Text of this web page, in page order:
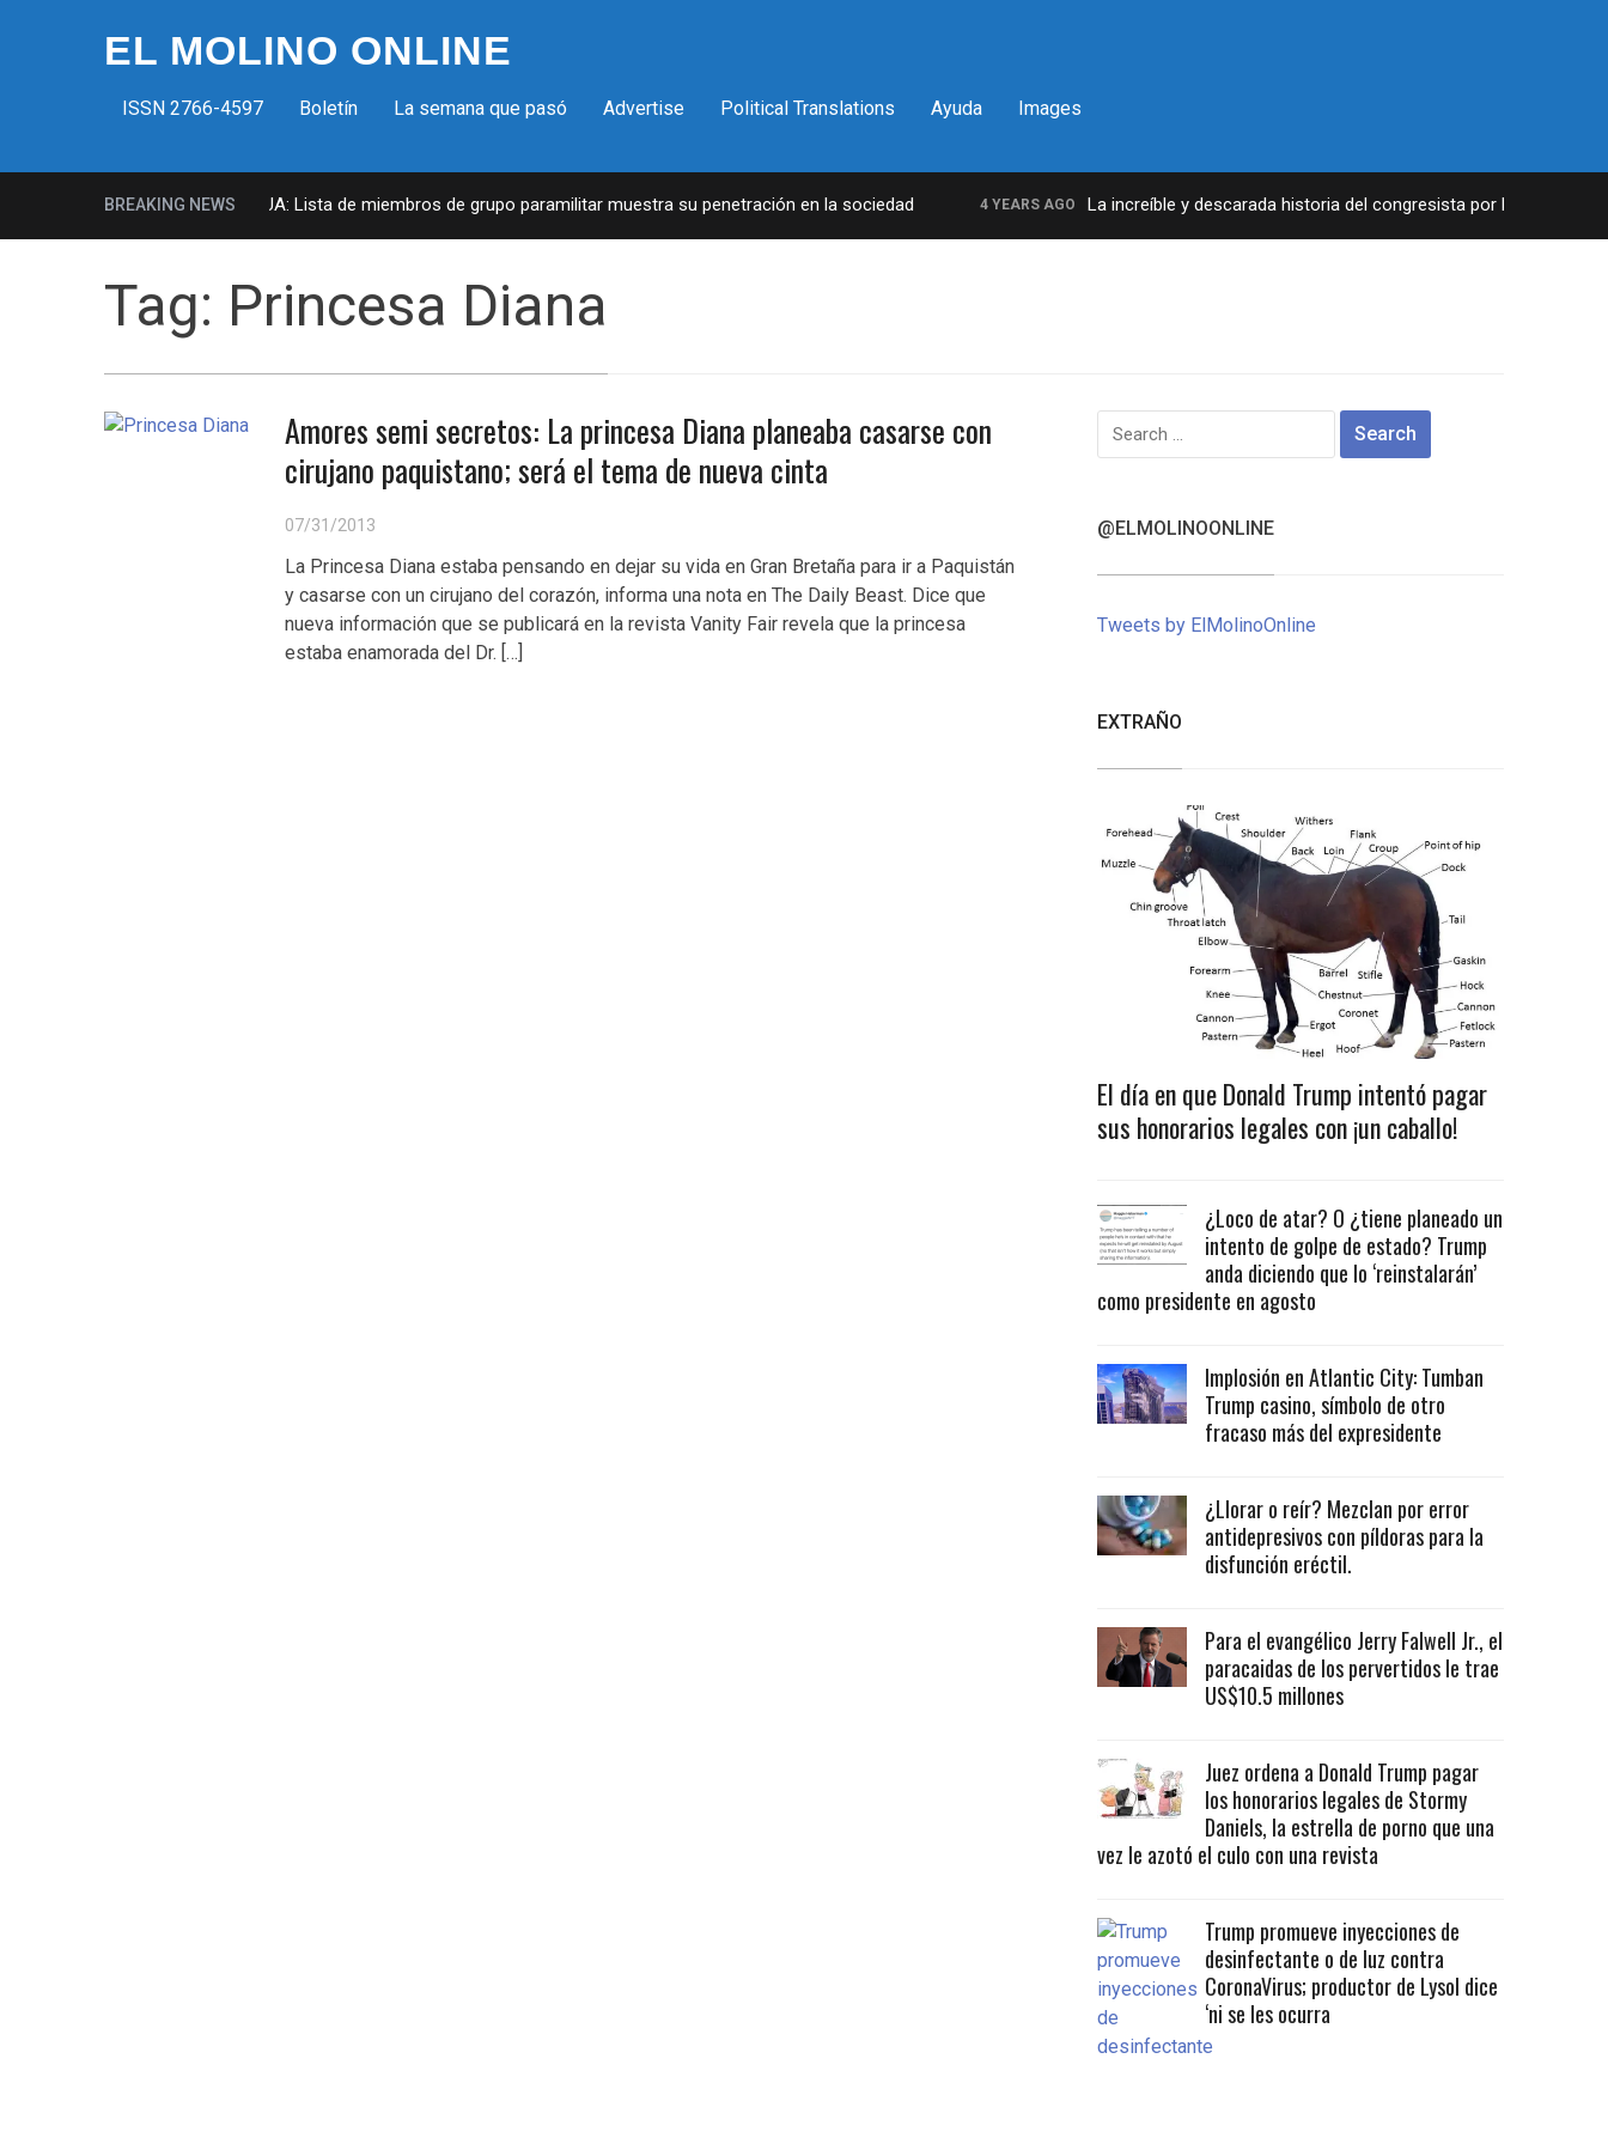
EL MOLINO ONLINE
ISSN 2766-4597 Boletín La semana que pasó Advertise Political Translations Ayuda Images
BREAKING NEWS
Milicias fascistas en EUA: Lista de miembros de grupo paramilitar muestra su penetración en la sociedad 4 YEARS AGO La increíble y descarada historia del congresista por NY George
Tag: Princesa Diana
Amores semi secretos: La princesa Diana planeaba casarse con
cirujano paquistano; será el tema de nueva cinta
07/31/2013
La Princesa Diana estaba pensando en dejar su vida en Gran Bretaña para ir a Paquistán
y casarse con un cirujano del corazón, informa una nota en The Daily Beast. Dice que
nueva información que se publicará en la revista Vanity Fair revela que la princesa
estaba enamorada del Dr. […]
Search
for:
@ELMOLINOONLINE
Tweets by ElMolinoOnline
EXTRAÑO
El día en que Donald Trump intentó pagar
sus honorarios legales con ¡un caballo!
¿Loco de atar? O ¿tiene planeado un
intento de golpe de estado? Trump
anda diciendo que lo ‘reinstalarán’
como presidente en agosto
Implosión en Atlantic City: Tumban
Trump casino, símbolo de otro
fracaso más del expresidente
¿Llorar o reír? Mezclan por error
antidepresivos con píldoras para la
disfunción eréctil.
Para el evangélico Jerry Falwell Jr., el
paracaidas de los pervertidos le trae
US$10.5 millones
Juez ordena a Donald Trump pagar
los honorarios legales de Stormy
Daniels, la estrella de porno que una
vez le azotó el culo con una revista
Trump promueve inyecciones de
desinfectante o de luz contra
CoronaVirus; productor de Lysol dice
‘ni se les ocurra